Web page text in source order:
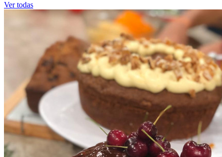
Ver todas